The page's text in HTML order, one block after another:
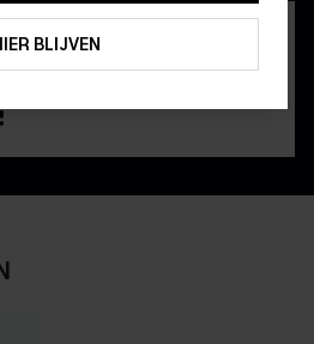
BLIJVEN